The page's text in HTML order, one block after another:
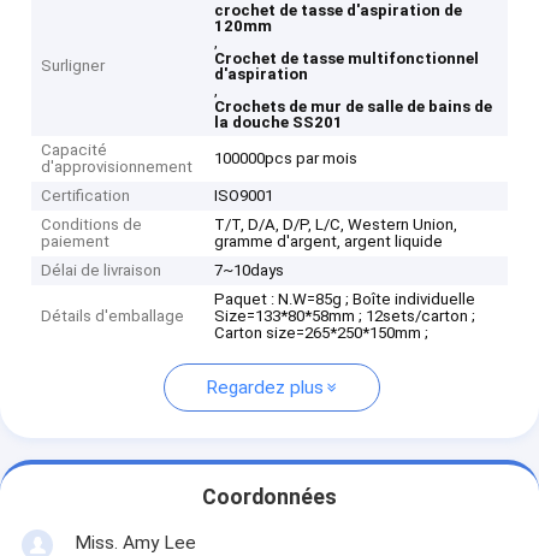
Surligner
crochet de tasse d'aspiration de
120mm
,
Crochet de tasse multifonctionnel
d'aspiration
,
Crochets de mur de salle de bains de
la douche SS201
Capacité
d'approvisionnement
100000pcs par mois
Certification
ISO9001
Conditions de
paiement
T/T, D/A, D/P, L/C, Western Union,
gramme d'argent, argent liquide
Délai de livraison
7~10days
Détails d'emballage
Paquet : N.W=85g ; Boîte individuelle
Size=133*80*58mm ; 12sets/carton ;
Carton size=265*250*150mm ;
Regardez plus
Coordonnées
Miss. Amy Lee